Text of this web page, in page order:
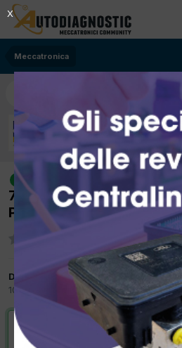
Meccatronica
risolto
[Peugeot 207 04/
70Kw Benzina] Spia
P0135
Da pierbac
10 Febbraio 2012
inMeccatronica
VAI ALLA
X